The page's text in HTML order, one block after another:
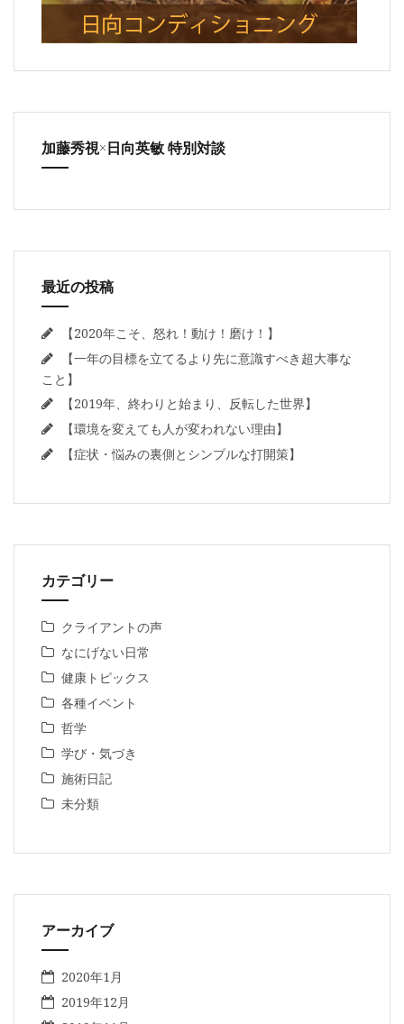
加藤秀視×日向英敏 特別対談
最近の投稿
【2020年こそ、怒れ！動け！磨け！】
【一年の目標を立てるより先に意識すべき超大事な
こと】
【2019年、終わりと始まり、反転した世界】
【環境を変えても人が変われない理由】
【症状・悩みの裏側とシンプルな打開策】
カテゴリー
クライアントの声
なにげない日常
健康トピックス
各種イベント
哲学
学び・気づき
施術日記
未分類
アーカイブ
2020年1月
2019年12月